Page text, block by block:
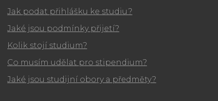
Jak podat přihlášku ke studiu?
Jaké jsou podmínky přijetí?
Kolik stojí studium?
Co musím udělat pro stipendium?
Jaké jsou studijní obory a předměty?